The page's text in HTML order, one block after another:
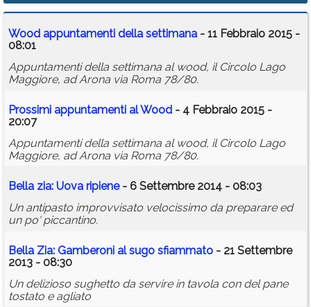
Calendario
Annunci
Wood appuntamenti della settimana - 11 Febbraio 2015 -
08:01
Appuntamenti della settimana al wood, il Circolo Lago
Maggiore, ad Arona via Roma 78/80.
Prossimi appuntamenti al Wood - 4 Febbraio 2015 -
20:07
Appuntamenti della settimana al wood, il Circolo Lago
Maggiore, ad Arona via Roma 78/80.
Bella zia: Uova ripiene- 6 Settembre 2014 - 08:03
Un antipasto improvvisato velocissimo da preparare ed
un po' piccantino.
Bella Zia: Gamberoni al sugo sfiammato - 21 Settembre
2013 - 08:30
Un delizioso sughetto da servire in tavola con del pane
tostato e agliato